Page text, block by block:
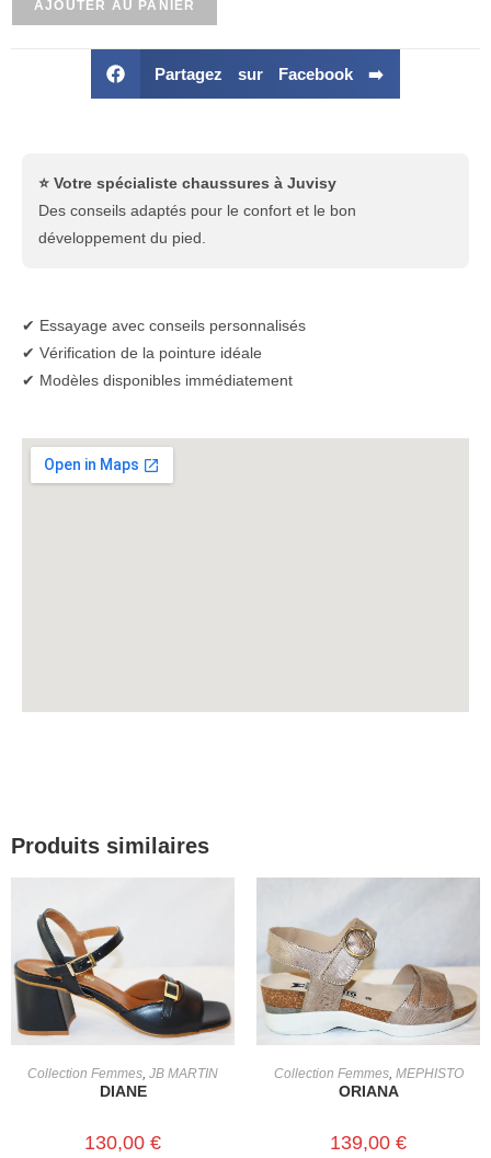
AJOUTER AU PANIER
Partagez sur Facebook ➡️
⭐ Votre spécialiste chaussures à Juvisy
Des conseils adaptés pour le confort et le bon
développement du pied.
✔ Essayage avec conseils personnalisés
✔ Vérification de la pointure idéale
✔ Modèles disponibles immédiatement
Produits similaires
CHOIX DES OPTIONS
Collection Femmes JB MARTIN
DIANE
130,00 €
CHOIX DES OPTIONS
Collection Femmes, MEPHISTO
ORIANA
139,00 €